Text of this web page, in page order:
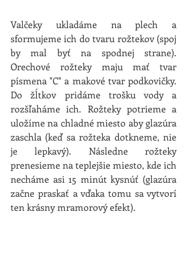
Valčeky ukladáme na plech a
sformujeme ich do tvaru rožtekov (spoj
by mal byť na spodnej strane).
Orechové rožteky maju mať tvar
písmena "C" a makové tvar podkovičky.
Do žĺtkov pridáme trošku vody a
rozšľaháme ich. Rožteky potrieme a
uložíme na chladné miesto aby glazúra
zaschla (keď sa rožteka dotkneme, nie
je lepkavý). Následne rožteky
prenesieme na teplejšie miesto, kde ich
necháme asi 15 minút kysnúť (glazúra
začne praskať a vďaka tomu sa vytvorí
ten krásny mramorový efekt).